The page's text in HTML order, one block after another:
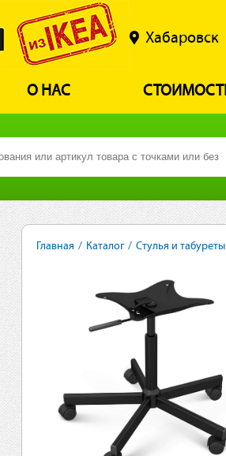
Хабаровск
О НАС
Главная / Каталог / Стулья и табуреты